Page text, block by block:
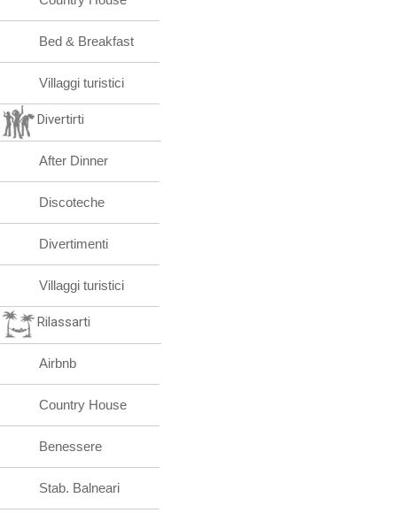
Bed & Breakfast
Villaggi turistici
Divertirti
After Dinner
Discoteche
Divertimenti
Villaggi turistici
Rilassarti
Airbnb
Country House
Benessere
Stab. Balneari